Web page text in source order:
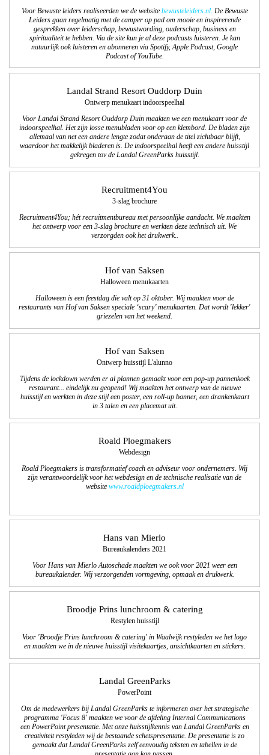
Voor Bewuste leiders realiseerden we de website bewusteleiders.nl. De Bewuste
Leiders gaan regelmatig met de camper op pad om mooie en inspirerende
gesprekken over leiderschap, bewustwording, ouderschap, business en
spiritualiteit te hebben. Via de site kun je al deze podcasts luisteren. Je kan
natuurlijk ook luisteren en abonneren via Spotify, Apple Podcast, Google
Podcast of YouTube.
Landal Strand Resort Ouddorp Duin
Ontwerp menukaart indoorspeelhal
Voor Landal Strand Resort Ouddorp Duin maakten we een menukaart voor de
indoorspeelhal. Het zijn losse menubladen voor op een klembord. De bladen zijn
allemaal van net een andere lengte zodat onderaan de titel zichtbaar blijft,
waardoor het makkelijk bladeren is. De indoorspeelhal heeft een andere huisstijl
gekregen tov de Landal GreenParks huisstijl.
Recruitment4You
3-slag brochure
Recruitment4You; hét recruitmentbureau met persoonlijke aandacht. We maakten
het ontwerp voor een 3-slag brochure en werkten deze technisch uit. We
verzorgden ook het drukwerk..
Hof van Saksen
Halloween menukaarten
Halloween is een feestdag die valt op 31 oktober. Wij maakten voor de
restaurants van Hof van Saksen speciale ‘scary’ menukaarten. Dat wordt 'lekker'
griezelen van het weekend.
Hof van Saksen
Ontwerp huisstijl L'alunno
Tijdens de lockdown werden er al plannen gemaakt voor een pop-up pannenkoek
restaurant... eindelijk nu geopend! Wij maakten het ontwerp van de nieuwe
huisstijl en werkten in deze stijl een poster, een roll-up banner, een drankenkaart
in 3 talen en een placemat uit.
Roald Ploegmakers
Webdesign
Roald Ploegmakers is transformatief coach en adviseur voor ondernemers. Wij
zijn verantwoordelijk voor het webdesign en de technische realisatie van de
website www.roaldploegmakers.nl
Hans van Mierlo
Bureaukalenders 2021
Voor Hans van Mierlo Autoschade maakten we ook voor 2021 weer een
bureaukalender. Wij verzorgenden vormgeving, opmaak en drukwerk.
Broodje Prins lunchroom & catering
Restylen huisstijl
Voor 'Broodje Prins lunchroom & catering' in Waalwijk restyleden we het logo
en maakten we in de nieuwe huisstijl visitekaartjes, ansichtkaarten en stickers.
Landal GreenParks
PowerPoint
Om de medewerkers bij Landal GreenParks te informeren over het strategische
programma 'Focus 8' maakten we voor de afdeling Internal Communications
een PowerPoint presentatie. Met onze huisstijlkennis van Landal GreenParks en
creativiteit restyleden wij de bestaande schetspresentatie. De presentatie is zo
gemaakt dat Landal GreenParks zelf eenvoudig teksten en tabellen in de